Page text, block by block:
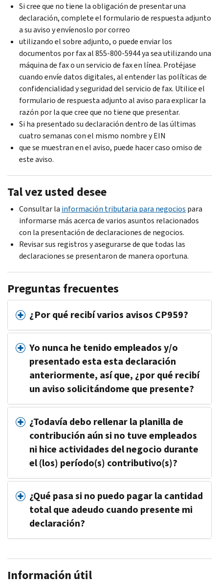
Si cree que no tiene la obligación de presentar una
declaración, complete el formulario de respuesta adjunto
a su aviso y envíenoslo por correo
utilizando el sobre adjunto, o puede enviar los
documentos por fax al 855-800-5944 ya sea utilizando una
máquina de fax o un servicio de fax en línea. Protéjase
cuando envíe datos digitales, al entender las políticas de
confidencialidad y seguridad del servicio de fax. Utilice el
formulario de respuesta adjunto al aviso para explicar la
razón por la que cree que no tiene que presentar.
Si ha presentado su declaración dentro de las últimas
cuatro semanas con el mismo nombre y EIN
que se muestran en el aviso, puede hacer caso omiso de
este aviso.
Tal vez usted desee
Consultar la información tributaria para negocios para
informarse más acerca de varios asuntos relacionados
con la presentación de declaraciones de negocios.
Revisar sus registros y asegurarse de que todas las
declaraciones se presentaron de manera oportuna.
Preguntas frecuentes
¿Por qué recibí varios avisos CP959?
Yo nunca he tenido empleados y/o
presentado esta esta declaración
anteriormente, así que, ¿por qué recibí
un aviso solicitándome que presente?
¿Todavía debo rellenar la planilla de
contribución aún si no tuve empleados
ni hice actividades del negocio durante
el (los) período(s) contributivo(s)?
¿Qué pasa si no puedo pagar la cantidad
total que adeudo cuando presente mi
declaración?
Información útil